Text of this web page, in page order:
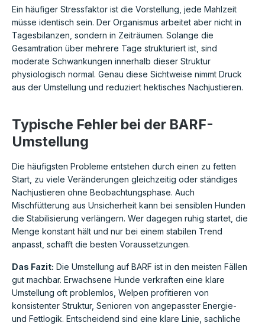
Ein häufiger Stressfaktor ist die Vorstellung, jede Mahlzeit
müsse identisch sein. Der Organismus arbeitet aber nicht in
Tagesbilanzen, sondern in Zeiträumen. Solange die
Gesamtration über mehrere Tage strukturiert ist, sind
moderate Schwankungen innerhalb dieser Struktur
physiologisch normal. Genau diese Sichtweise nimmt Druck
aus der Umstellung und reduziert hektisches Nachjustieren.
Typische Fehler bei der BARF-
Umstellung
Die häufigsten Probleme entstehen durch einen zu fetten
Start, zu viele Veränderungen gleichzeitig oder ständiges
Nachjustieren ohne Beobachtungsphase. Auch
Mischfütterung aus Unsicherheit kann bei sensiblen Hunden
die Stabilisierung verlängern. Wer dagegen ruhig startet, die
Menge konstant hält und nur bei einem stabilen Trend
anpasst, schafft die besten Voraussetzungen.
Das Fazit: Die Umstellung auf BARF ist in den meisten Fällen
gut machbar. Erwachsene Hunde verkraften eine klare
Umstellung oft problemlos, Welpen profitieren von
konsistenter Struktur, Senioren von angepasster Energie-
und Fettlogik. Entscheidend sind eine klare Linie, sachliche